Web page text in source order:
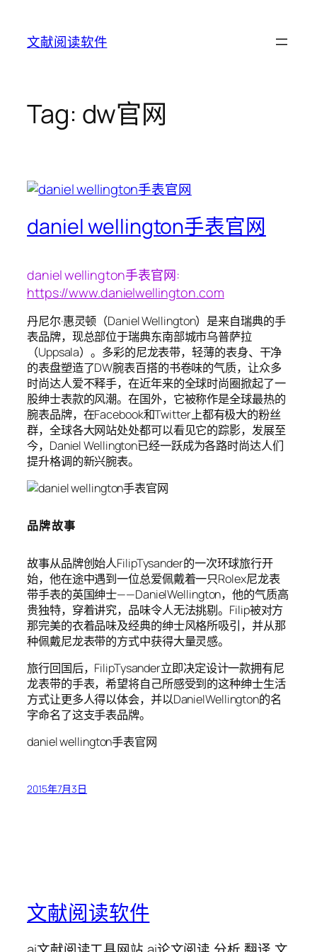
content
文献阅读软件
Tag: dw官网
daniel wellington手表官网
daniel wellington手表官网:
https://www.danielwellington.com
丹尼尔·惠灵顿（Daniel Wellington）是来自瑞典的手
表品牌，现总部位于瑞典东南部城市乌普萨拉
（Uppsala）。多彩的尼龙表带，轻薄的表身、干净
的表盘塑造了DW腕表百搭的书卷味的气质，让众多
时尚达人爱不释手，在近年来的全球时尚圈掀起了一
股绅士表款的风潮。在国外，它被称作是全球最热的
腕表品牌，在Facebook和Twitter上都有极大的粉丝
群，全球各大网站处处都可以看见它的踪影，发展至
今，Daniel Wellington已经一跃成为各路时尚达人们
提升格调的新兴腕表。
品牌故事
故事从品牌创始人FilipTysander的一次环球旅行开
始，他在途中遇到一位总爱佩戴着一只Rolex尼龙表
带手表的英国绅士——DanielWellington，他的气质高
贵独特，穿着讲究，品味令人无法挑剔。Filip被对方
那完美的衣着品味及经典的绅士风格所吸引，并从那
种佩戴尼龙表带的方式中获得大量灵感。
旅行回国后，FilipTysander立即决定设计一款拥有尼
龙表带的手表，希望将自己所感受到的这种绅士生活
方式让更多人得以体会，并以DanielWellington的名
字命名了这支手表品牌。
daniel wellington手表官网
2015年7月3日
文献阅读软件